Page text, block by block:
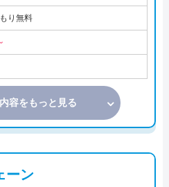
り無料
容をもっと見る
ーン